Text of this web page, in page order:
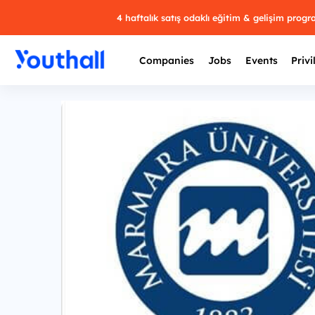
4 haftalık satış odaklı eğitim & gelişim
Companies Jobs Events